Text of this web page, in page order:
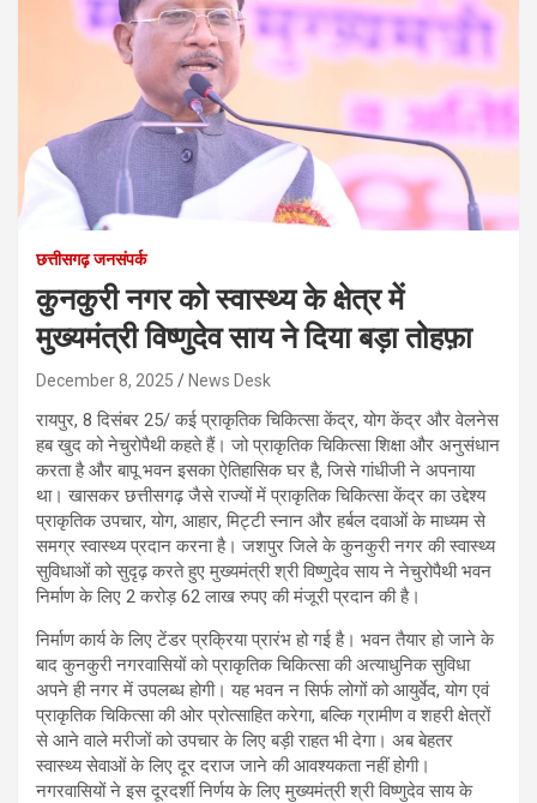
छत्तीसगढ़ जनसंपर्क
कुनकुरी नगर को स्वास्थ्य के क्षेत्र में
मुख्यमंत्री विष्णुदेव साय ने दिया बड़ा तोहफ़ा
December 8, 2025 News Desk
रायपुर, 8 दिसंबर 25/ कई प्राकृतिक चिकित्सा केंद्र, योग केंद्र और वेलनेस
हब खुद को नेचुरोपैथी कहते हैं। जो प्राकृतिक चिकित्सा शिक्षा और अनुसंधान
करता है और बापू भवन इसका ऐतिहासिक घर है, जिसे गांधीजी ने अपनाया
था। खासकर छत्तीसगढ़ जैसे राज्यों में प्राकृतिक चिकित्सा केंद्र का उद्देश्य
प्राकृतिक उपचार, योग, आहार, मिट्टी स्नान और हर्बल दवाओं के माध्यम से
समग्र स्वास्थ्य प्रदान करना है। जशपुर जिले के कुनकुरी नगर की स्वास्थ्य
सुविधाओं को सुदृढ़ करते हुए मुख्यमंत्री श्री विष्णुदेव साय ने नेचुरोपैथी भवन
निर्माण के लिए 2 करोड़ 62 लाख रुपए की मंजूरी प्रदान की है।
निर्माण कार्य के लिए टेंडर प्रक्रिया प्रारंभ हो गई है। भवन तैयार हो जाने के
बाद कुनकुरी नगरवासियों को प्राकृतिक चिकित्सा की अत्याधुनिक सुविधा
अपने ही नगर में उपलब्ध होगी। यह भवन न सिर्फ लोगों को आयुर्वेद, योग एवं
प्राकृतिक चिकित्सा की ओर प्रोत्साहित करेगा, बल्कि ग्रामीण व शहरी क्षेत्रों
से आने वाले मरीजों को उपचार के लिए बड़ी राहत भी देगा। अब बेहतर
स्वास्थ्य सेवाओं के लिए दूर दराज जाने की आवश्यकता नहीं होगी।
नगरवासियों ने इस दूरदर्शी निर्णय के लिए मुख्यमंत्री श्री विष्णुदेव साय के